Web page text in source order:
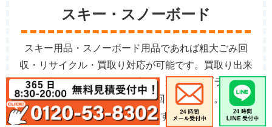
スキー・スノーボード
スキー用品・スノーボード用品であれば粗大ごみ回
収・リサイクル・買取り対応が可能です。買取り出来
る物は新しいモデルの物限定で、かつハイブランド品
のみとなります。ウェアなども回収可能です。勿論買
取りも対応します。